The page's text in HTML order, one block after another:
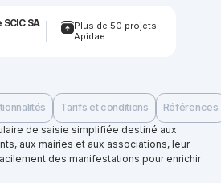
SA
Plus de 50 projets
Apidae
Tarifs et conditions
Références
de saisie simplifiée destiné aux
aux mairies et aux associations, leur
des manifestations pour enrichir